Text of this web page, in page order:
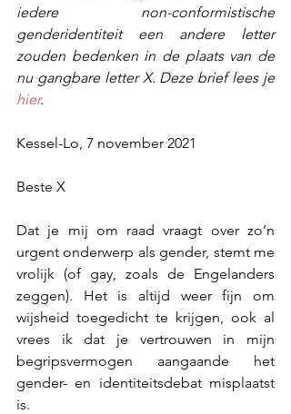
iedere non-conformistische
genderidentiteit een andere letter
zouden bedenken in de plaats van de
nu gangbare letter X. Deze brief lees je
hier.
Kessel-Lo, 7 november 2021
Beste X
Dat je mij om raad vraagt over zo’n
urgent onderwerp als gender, stemt me
vrolijk (of gay, zoals de Engelanders
zeggen). Het is altijd weer fijn om
wijsheid toegedicht te krijgen, ook al
vrees ik dat je vertrouwen in mijn
begripsvermogen aangaande het
gender- en identiteitsdebat misplaatst
is.